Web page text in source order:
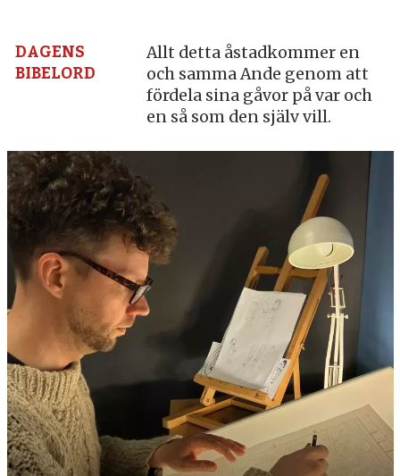
grund
–
debatt,
kultur
DAGENS
BIBELORD
Allt detta åstadkommer en
och samma Ande genom att
fördela sina gåvor på var och
en så som den själv vill.